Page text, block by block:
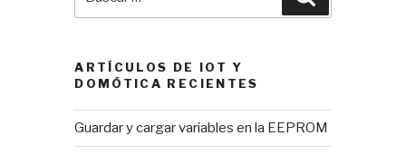
por:
ARTÍCULOS DE IOT Y
DOMÓTICA RECIENTES
Guardar y cargar variables en la EEPROM